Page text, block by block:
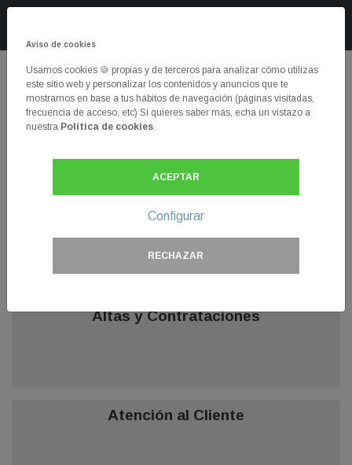
Llama gratis a los teléfonos de Digi
atención al cliente para que llames gratis.
Información
Altas y Contrataciones
Atención al Cliente
Aviso de cookies
Usamos cookies 🍪 propias y de terceros para analizar cómo utilizas
este sitio web y personalizar los contenidos y anuncios que te
mostramos en base a tus hábitos de navegación (páginas visitadas,
frecuencia de acceso, etc) Si quieres saber más, echa un vistazo a
nuestra Política de cookies.
Configurar
RECHAZAR
ACEPTAR